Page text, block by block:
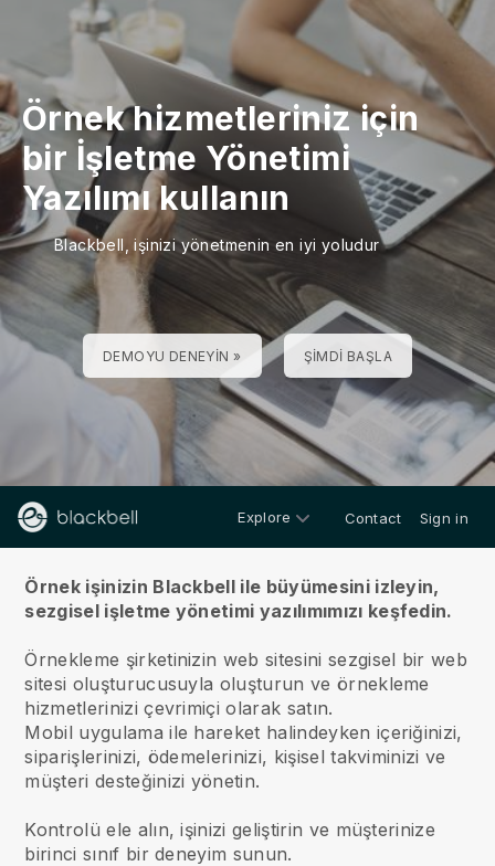
Örnek hizmetleriniz için
bir İşletme Yönetimi
Yazılımı kullanın
Blackbell, işinizi yönetmenin en iyi yoludur
DEMOYU DENEYIN » ŞIMDI BAŞLA
Explore Contact Sign in
Örnek işinizin Blackbell ile büyümesini izleyin,
sezgisel işletme yönetimi yazılımımızı keşfedin.
Örnekleme şirketinizin web sitesini sezgisel bir web
sitesi oluşturucusuyla oluşturun ve örnekleme
hizmetlerinizi çevrimiçi olarak satın.
Mobil uygulama ile hareket halindeyken içeriğinizi,
siparişlerinizi, ödemelerinizi, kişisel takviminizi ve
müşteri desteğinizi yönetin.
Kontrolü ele alın, işinizi geliştirin ve müşterinize
birinci sınıf bir deneyim sunun.